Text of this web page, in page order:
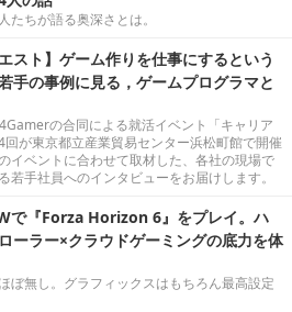
たちが語る奥深さとは。
スト】ゲーム作りを仕事にするという
手の事例に見る，ゲームプログラマと
の合同による就活イベント「キャリア
回が東京都立産業貿易センター浜松町館で開催
イベントに合わせて取材した、各社の現場で
若手社員へのインタビューをお届けします。
で『Forza Horizon 6』をプレイ。ハ
ーラー×クラウドゲーミングの底力を体
ぼ無し。グラフィックスはもちろん最高設定